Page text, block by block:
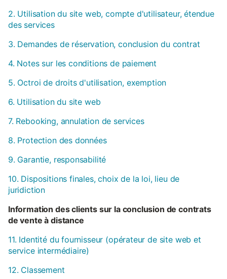
2. Utilisation du site web, compte d'utilisateur, étendue
des services
3. Demandes de réservation, conclusion du contrat
4. Notes sur les conditions de paiement
5. Octroi de droits d'utilisation, exemption
6. Utilisation du site web
7. Rebooking, annulation de services
8. Protection des données
9. Garantie, responsabilité
10. Dispositions finales, choix de la loi, lieu de
juridiction
Information des clients sur la conclusion de contrats
de vente à distance
11. Identité du fournisseur (opérateur de site web et
service intermédiaire)
12. Classement